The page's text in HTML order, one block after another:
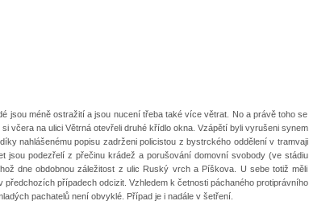
jsou méně ostražití a jsou nucení třeba také více větrat. No a právě toho se
včera na ulici Větrná otevřeli druhé křídlo okna. Vzápětí byli vyrušeni synem
nahlášenému popisu zadrženi policistou z bystrckého oddělení v tramvaji
jsou podezřelí z přečinu krádež a porušování domovní svobody (ve stádiu
dne obdobnou záležitost z ulic Ruský vrch a Píškova. U sebe totiž měli
případech odcizit. Vzhledem k četnosti páchaného protiprávního
pachatelů není obvyklé. Případ je i nadále v šetření.